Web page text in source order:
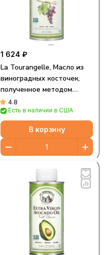
1 624 ₽
La Tourangelle, Масло из
виноградных косточек,
полученное методом
отжима, 750 мл (25,4 жидк.
Унции)
4.8
Есть в наличии в США
В корзину